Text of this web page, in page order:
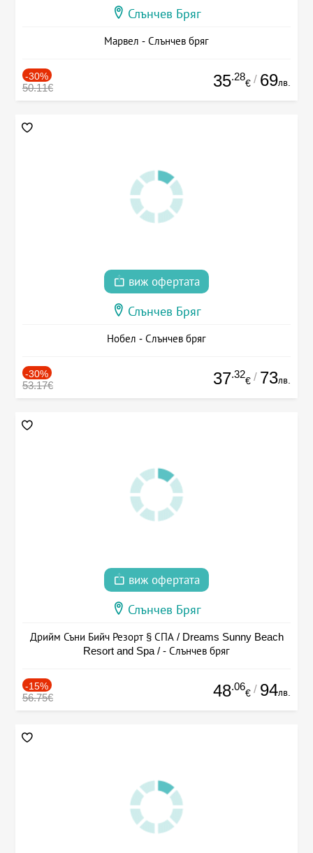
Слънчев Бряг
Марвел - Слънчев бряг
-30%
50.11€ 35.28
€ / 69лв.
виж офертата
Слънчев Бряг
Нобел - Слънчев бряг
-30%
53.17€ 37.32
€ / 73лв.
виж офертата
Слънчев Бряг
Дрийм Съни Бийч Резорт § СПА / Dreams Sunny Beach
Resort and Spa / - Слънчев бряг
-15%
56.75€ 48.06
€ / 94лв.